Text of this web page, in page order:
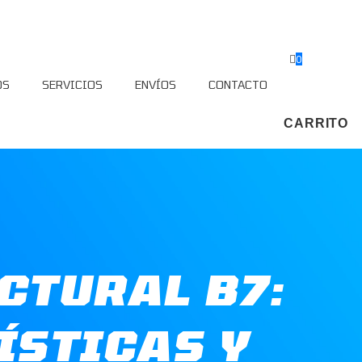
SERVICIOS ENVÍOS CONTACTO
0
CARRITO
B7:
Y